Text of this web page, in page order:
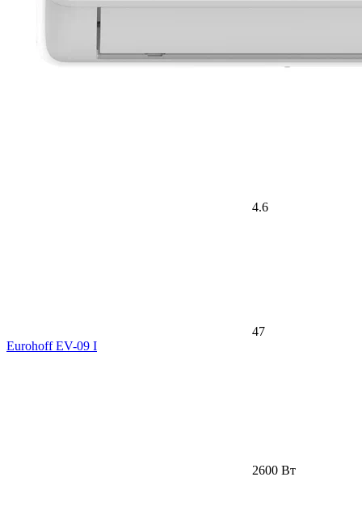
4.6
47
Eurohoff EV-09 I
2600 Вт